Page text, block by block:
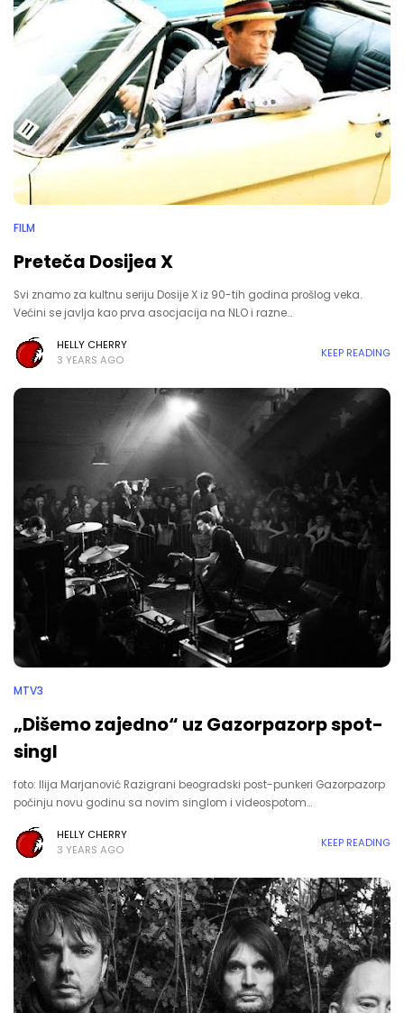
FILM
Preteča Dosijea X
Svi znamo za kultnu seriju Dosije X iz 90-tih godina prošlog veka.
Većini se javlja kao prva asocjacija na NLO i razne…
HELLY CHERRY
3 YEARS AGO
KEEP READING
MTV3
„Dišemo zajedno“ uz Gazorpazorp spot-
singl
foto: Ilija Marjanović Razigrani beogradski post-punkeri Gazorpazorp
počinju novu godinu sa novim singlom i videospotom…
HELLY CHERRY
3 YEARS AGO
KEEP READING